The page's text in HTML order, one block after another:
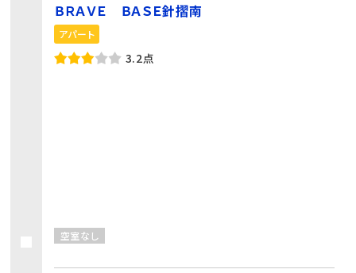
ＢＲＡＶＥ ＢＡＳＥ針摺南
アパート
3.2点
空室なし